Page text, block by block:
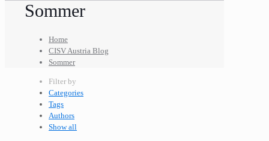
Sommer
Home
CISV Austria Blog
Sommer
Filter by
Categories
Tags
Authors
Show all